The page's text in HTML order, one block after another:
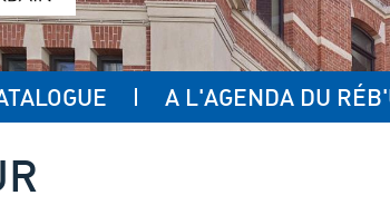
A L'AGENDA DU